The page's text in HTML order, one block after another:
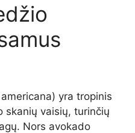
yra tropinis
skanių vaisių, turinčių
Nors avokado